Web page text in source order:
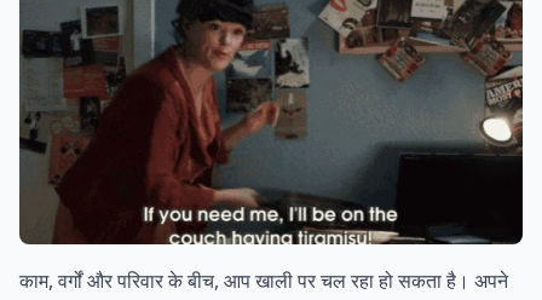
काम, वर्गों और परिवार के बीच, आप खाली पर चल रहा हो सकता है। अपने